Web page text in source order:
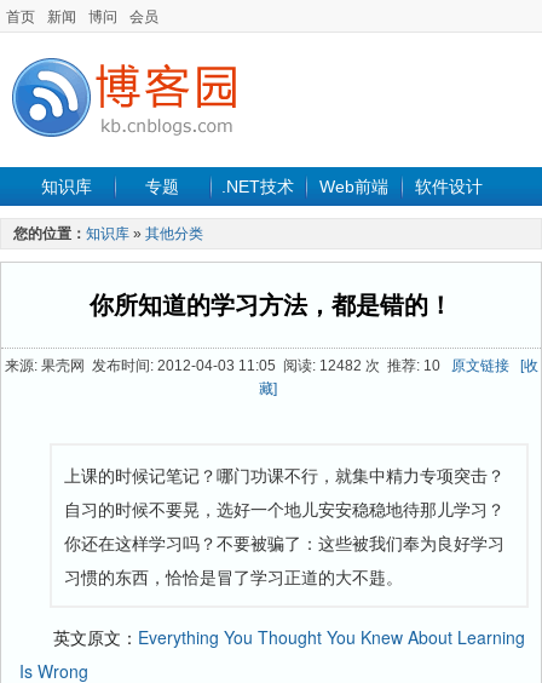
首页 新闻 博问 会员
知识库 专题 .NET技术 Web前端 软件设计
手机开发 软件工程
最新文章
您的位置： 知识库 » 其他分类
你所知道的学习方法，都是错的！
来源: 果壳网 发布时间: 2012-04-03 11:05 阅读: 12482 次 推荐: 10 原文链接
[收
藏]
上课的时候记笔记？哪门功课不行，就集中精力专项突击？
自习的时候不要晃，选好一个地儿安安稳稳地待那儿学习？
你还在这样学习吗？不要被骗了：这些被我们奉为良好学习
习惯的东西，恰恰是冒了学习正道的大不韪。
英文原文： Everything You Thought You Knew About Learning
Is Wrong